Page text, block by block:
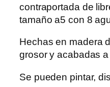
contraportada de
tamaño a5 con 8
Hechas en madera
grosor y acabadas
Se pueden pintar,